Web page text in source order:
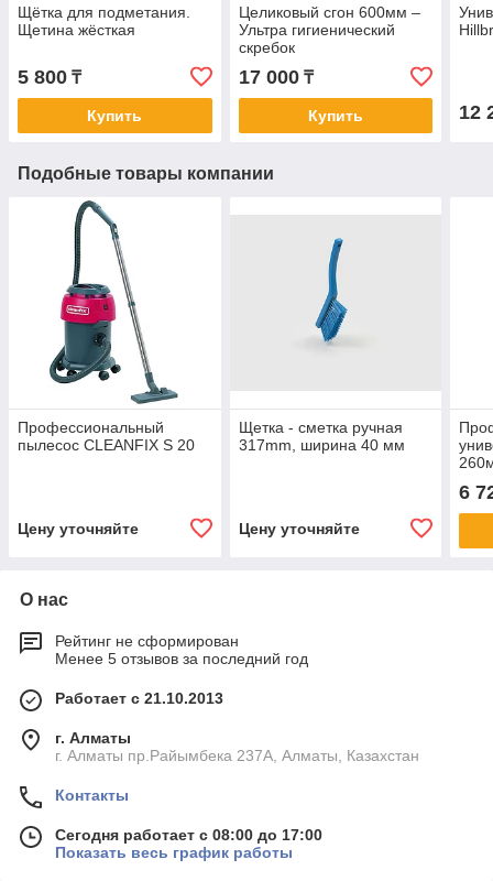
Щётка для подметания.
Щетина жёсткая
5 800 ₸
Купить
Целиковый сгон 600мм –
Ультра гигиенический
скребок
17 000₸
Купить 12
Подобные товары компании
Профессиональный
пылесос CLEANFIX S 20
Цену уточняйте
Щетка - сметка ручная
317mm, ширина 40 мм
Цену уточняйте
6
О нас
Рейтинг не сформирован
Менее 5 отзывов за последний год
Работает с 21.10.2013
г. Алматы
г. Алматы пр.Райымбека 237А, Алматы, Казахстан
Контакты
Сегодня работает с 08:00 до 17:00
Показать весь график работы